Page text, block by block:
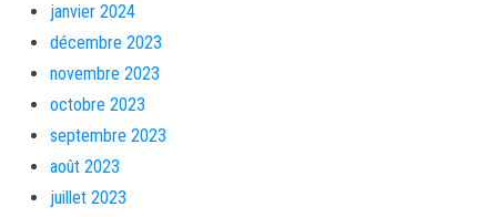
janvier 2024
décembre 2023
novembre 2023
octobre 2023
septembre 2023
août 2023
juillet 2023